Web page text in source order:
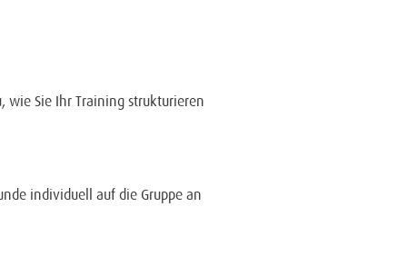
wie Sie Ihr Training strukturieren
individuell auf die Gruppe an